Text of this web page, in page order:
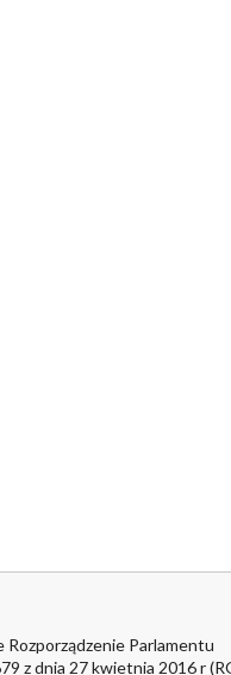
Parlamentu
z dnia 27 kwietnia 2016 r